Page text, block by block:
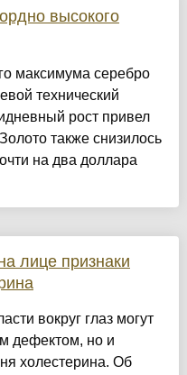
высокого
максимума серебро
технический
рост привел
также снизилось
на два доллара
лице признаки
вокруг глаз могут
дефектом, но и
холестерина. Об